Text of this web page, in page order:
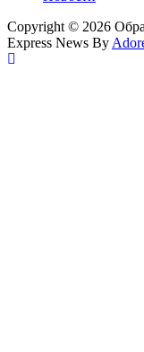
Copyright © 2026
Express News By